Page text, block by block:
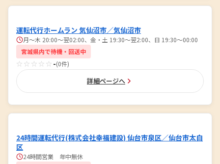
運転代行ホームラン 気仙沼市／気仙沼市
月～木 20:00～翌02:00、金・土 19:30～翌2:00、日 19:30～00:00
宮城県内で待機・回送中
☆☆☆☆☆ -(0件)
詳細ページへ
24時間運転代行(株式会社幸福建設) 仙台市泉区／仙台市太白
区
24時間営業 年中無休